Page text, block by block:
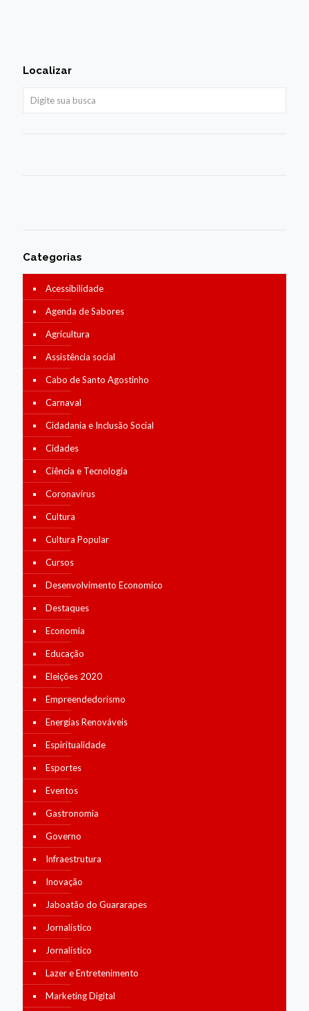
Localizar
Categorias
Acessibilidade
Agenda de Sabores
Agricultura
Assistência social
Cabo de Santo Agostinho
Carnaval
Cidadania e Inclusão Social
Cidades
Ciência e Tecnologia
Coronavírus
Cultura
Cultura Popular
Cursos
Desenvolvimento Economico
Destaques
Economia
Educação
Eleições 2020
Empreendedorismo
Energias Renováveis
Espiritualidade
Esportes
Eventos
Gastronomia
Governo
Infraestrutura
Inovação
Jaboatão do Guararapes
Jornalístico
Jornalístico
Lazer e Entretenimento
Marketing Digital